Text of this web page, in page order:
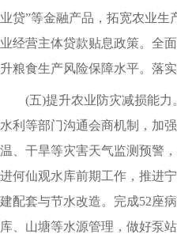
业贷”等金融产品，拓宽农业生
业经营主体贷款贴息政策。全
升粮食生产风险保障水平。落
(五)提升农业防灾减损能力
水利等部门沟通会商机制，加
温、干旱等灾害天气监测预警
进何仙观水库前期工作，推进
建配套与节水改造。完成52座
库、山塘等水源管理，做好泵